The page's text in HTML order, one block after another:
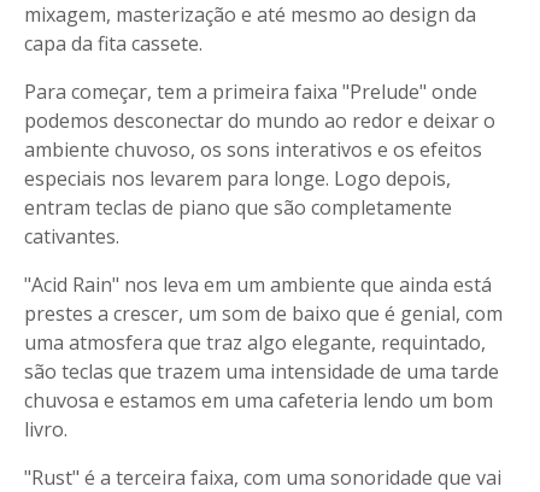
mixagem, masterização e até mesmo ao design da
capa da fita cassete.
Para começar, tem a primeira faixa "Prelude" onde
podemos desconectar do mundo ao redor e deixar o
ambiente chuvoso, os sons interativos e os efeitos
especiais nos levarem para longe. Logo depois,
entram teclas de piano que são completamente
cativantes.
"Acid Rain" nos leva em um ambiente que ainda está
prestes a crescer, um som de baixo que é genial, com
uma atmosfera que traz algo elegante, requintado,
são teclas que trazem uma intensidade de uma tarde
chuvosa e estamos em uma cafeteria lendo um bom
livro.
"Rust" é a terceira faixa, com uma sonoridade que vai